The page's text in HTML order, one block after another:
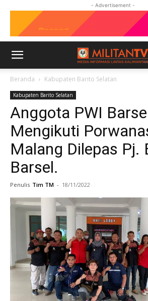
- Advertisement -
Beranda Kabupaten Barito Selatan
Kabupaten Barito Selatan
Anggota PWI
Mengikuti
Malang Dilepas Pj.
Barsel.
Penulis Tim TM - 18/11/2022